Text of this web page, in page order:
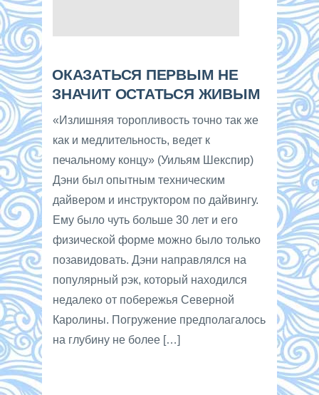
ОКАЗАТЬСЯ ПЕРВЫМ НЕ
ЗНАЧИТ ОСТАТЬСЯ ЖИВЫМ
«Излишняя торопливость точно так же
как и медлительность, ведет к
печальному концу» (Уильям Шекспир)
Дэни был опытным техническим
дайвером и инструктором по дайвингу.
Ему было чуть больше 30 лет и его
физической форме можно было только
позавидовать. Дэни направлялся на
популярный рэк, который находился
недалеко от побережья Северной
Каролины. Погружение предполагалось
на глубину не более […]